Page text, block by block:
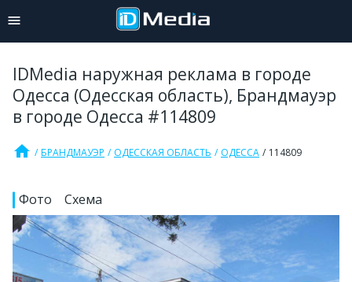
IDMedia наружная реклама в городе
Одесса (Одесская область), Брандмауэр
в городе Одесса #114809
home БРАНДМАУЭР ОДЕССКАЯ ОБЛАСТЬ ОДЕССА 114809
Фото Схема